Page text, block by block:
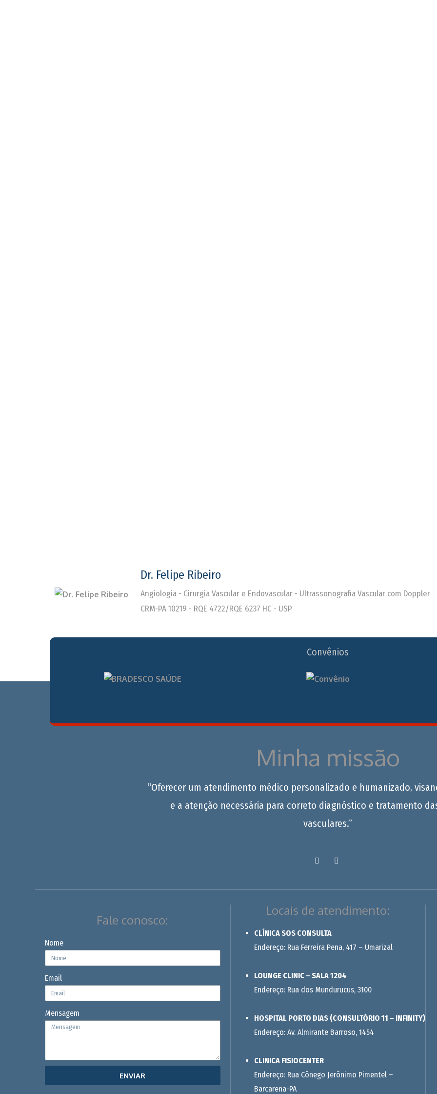
Dr. Felipe Ribeiro
Angiologia - Cirurgia Vascular e Endovascular - Ultrassonografia Vascular com Doppler
CRM-PA 10219 - RQE 4722/RQE 6237 HC - USP
Convênios
Minha missão
“Oferecer um atendimento médico personalizado e humanizado,
e a atenção necessária para correto diagnóstico e tratamento
vasculares.”
Fale conosco:
Nome
Email
Mensagem
ENVIAR
Locais de atendimento:
CLÍNICA SOS CONSULTA
Endereço: Rua Ferreira Pena, 417 – Umarizal
LOUNGE CLINIC – SALA 1204
Endereço: Rua dos Mundurucus, 3100
HOSPITAL PORTO DIAS (CONSULTÓRIO 11 – INFINITY)
Endereço: Av. Almirante Barroso, 1454
CLINICA FISIOCENTER
Endereço: Rua Cônego Jerônimo Pimentel –
Barcarena-PA